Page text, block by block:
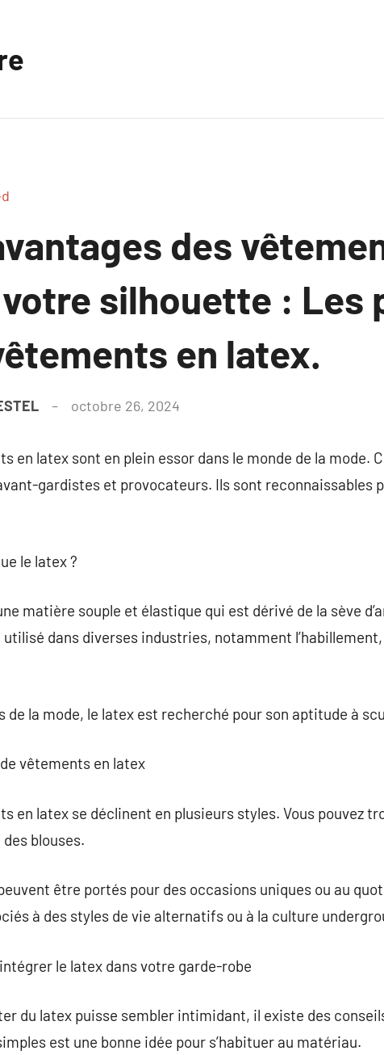
des
silhouette : Les
en latex.
octobre 26, 2024
en latex sont en plein essor dans le monde de la mode.
gardistes et provocateurs. Ils sont reconnaissables
le latex ?
matière souple et élastique qui est dérivé de la sève
dans diverses industries, notamment
de la mode, le latex est recherché pour son aptitude à
vêtements en latex
en latex se déclinent en plusieurs styles. Vous pouvez
blouses.
être portés pour des occasions uniques ou au
à des styles de vie alternatifs ou à la culture
le latex dans votre garde-robe
du latex puisse sembler intimidant, il existe des
est une bonne idée pour s’habituer au matériau.